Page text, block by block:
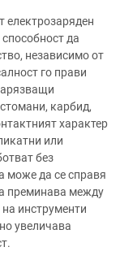
електрозаряден
да
независимо от
го прави
карбид,
характер
или
без
може да се справя
преминава между
инструменти
увеличава